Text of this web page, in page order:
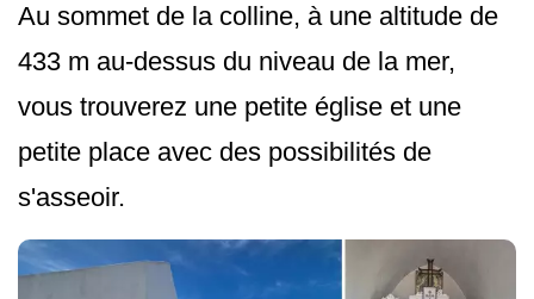
Au sommet de la colline, à une altitude de
433 m au-dessus du niveau de la mer,
vous trouverez une petite église et une
petite place avec des possibilités de
s'asseoir.